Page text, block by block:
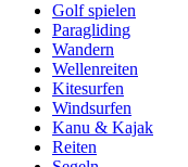
Golf spielen
Paragliding
Wandern
Wellenreiten
Kitesurfen
Windsurfen
Kanu & Kajak
Reiten